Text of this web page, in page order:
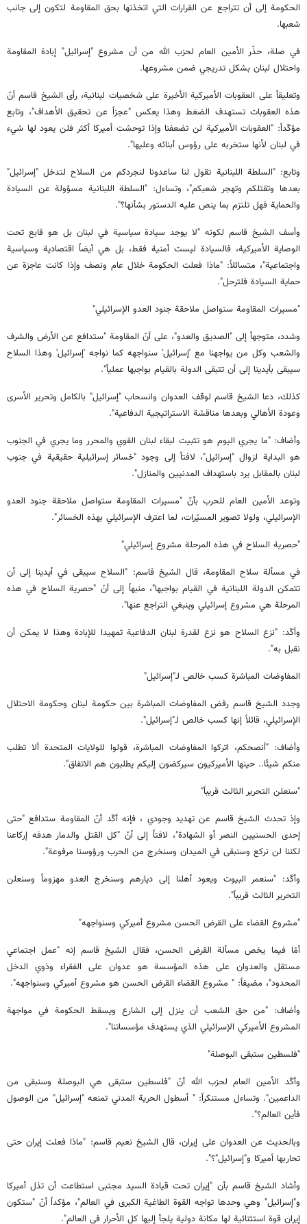
الحكومة إلى أن تتراجع عن القرارات التي اتخذتها بحق المقاومة لتكون إلى جانب
شعبها.
في صلة، حذّر الأمين العام لحزب الله من أن مشروع "إسرائيل" إبادة المقاومة
واحتلال لبنان بشكل تدريجي ضمن مشروعها.
وتعليقاً على العقوبات الأميركية الأخيرة على شخصيات لبنانية، رأى الشيخ قاسم أنّ
هذه العقوبات تستهدف الضغط وهذا يعكس "عجزاً عن تحقيق الأهداف"، وتابع
مؤكّداً: "العقوبات الأميركية لن تضعفنا وإذا توحشت أميركا أكثر فلن يعود لها شيء
في لبنان لأنها ستخربه على رؤوس أبنائه وعليها".
وتابع: "السلطة اللبنانية تقول لنا ساعدونا لنجردكم من السلاح لتدخل "إسرائيل"
بعدها وتقتلكم وتهجر شعبكم"، وتساءل: "السلطة اللبنانية مسؤولة عن السيادة
والحماية فهل تلتزم بما ينص عليه الدستور بشأنها؟".
وأسف الشيخ قاسم لكونه "لا يوجد سيادة سياسية في لبنان بل هو قابع تحت
الوصاية الأميركية، فالسيادة ليست أمنية فقط، بل هي أيضاً اقتصادية وسياسية
واجتماعية"، متسائلاً: "ماذا فعلت الحكومة خلال عام ونصف وإذا كانت عاجزة عن
حماية السيادة فلترحل".
"مسيرات المقاومة ستواصل ملاحقة جنود العدو الإسرائيلي"
وشدد، متوجهاً إلى "الصديق والعدو"، على أنّ المقاومة "ستدافع عن الأرض والشرف
والشعب وكل من يواجهنا مع 'إسرائيل' سنواجهه كما نواجه 'إسرائيل' وهذا السلاح
سيبقى بأيدينا إلى أن تتبقى الدولة بالقيام بواجبها عملياً".
كذلك، دعا الشيخ قاسم لوقف العدوان وانسحاب "إسرائيل" بالكامل وتحرير الأسرى
وعودة الأهالي وبعدها مناقشة الاستراتيجية الدفاعية".
وأضاف: "ما يجري اليوم هو تثبيت لبقاء لبنان القوي والمحرر وما يجري في الجنوب
هو البداية لزوال "إسرائيل"، لافتاً إلى وجود "خسائر إسرائيلية حقيقية في جنوب
لبنان بالمقابل يرد باستهداف المدنيين والمنازل".
وتوعد الأمين العام للحرب بأنّ "مسيرات المقاومة ستواصل ملاحقة جنود العدو
الإسرائيلي، ولولا تصوير المسيّرات، لما اعترف الإسرائيلي بهذه الخسائر".
"حصرية السلاح في هذه المرحلة مشروع إسرائيلي"
في مسألة سلاح المقاومة، قال الشيخ قاسم: "السلاح سيبقى في أيدينا إلى أن
تتمكن الدولة اللبنانية في القيام بواجبها"، منبهاً إلى أنّ "حصرية السلاح في هذه
المرحلة هي مشروع إسرائيلي وينبغي التراجع عنها".
وأكّد: "نزع السلاح هو نزع لقدرة لبنان الدفاعية تمهيدا للإبادة وهذا لا يمكن أن
نقبل به".
المفاوضات المباشرة كسب خالص لـ"إسرائيل"
وجدد الشيخ قاسم رفض المفاوضات المباشرة بين حكومة لبنان وحكومة الاحتلال
الإسرائيلي، قائلاً إنها كسب خالص لـ"إسرائيل".
وأضاف: "أنصحكم، اتركوا المفاوضات المباشرة، قولوا للولايات المتحدة ألا تطلب
منكم شيئًا.. حينها الأميركيون سيركضون إليكم يطلبون هم الاتفاق".
"سنعلن التحرير الثالث قريباً"
وإذ تحدث الشيخ قاسم عن تهديد وجودي ، فإنه أكّد أنّ المقاومة ستدافع "حتى
إحدى الحسنيين النصر أو الشهادة"، لافتاً إلى أنّ "كل القتل والدمار هدفه إركاعنا
لكننا لن نركع وسنبقى في الميدان وسنخرج من الحرب ورؤوسنا مرفوعة".
وأكّد: "سنعمر البيوت ويعود أهلنا إلى ديارهم وسنخرج العدو مهزوماً وسنعلن
التحرير الثالث قريباً".
"مشروع القضاء على القرض الحسن مشروع أميركي وسنواجهه"
أمّا فيما يخص مسألة القرض الحسن، فقال الشيخ قاسم إنه "عمل اجتماعي
مستقل والعدوان على هذه المؤسسة هو عدوان على الفقراء وذوي الدخل
المحدود"، مضيفاً: " مشروع القضاء القرض الحسن هو مشروع أميركي وسنواجهه".
وأضاف: "من حق الشعب أن ينزل إلى الشارع ويسقط الحكومة في مواجهة
المشروع الأميركي الإسرائيلي الذي يستهدف مؤسساتنا".
"فلسطين ستبقى البوصلة"
وأكّد الأمين العام لحزب الله أنّ "فلسطين ستبقى هي البوصلة وسنبقى من
الداعمين". وتساءل مستنكراً: " أسطول الحرية المدني تمنعه "إسرائيل" من الوصول
فأين العالم؟".
وبالحديث عن العدوان على إيران، قال الشيخ نعيم قاسم: "ماذا فعلت إيران حتى
تحاربها أميركا و"إسرائيل"؟".
وأشاد الشيخ قاسم بأن "إيران تحت قيادة السيد مجتبى استطاعت أن تذل أميركا
و"إسرائيل" وهي وحدها تواجه القوة الطاغية الكبرى في العالم"، مؤكداً أنّ "ستكون
إيران قوة استثنائية لها مكانة دولية يلجأ إليها كل الأحرار في العالم".